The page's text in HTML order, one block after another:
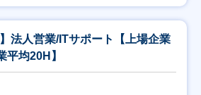
法人営業/ITサポート【上場企業
平均20H】